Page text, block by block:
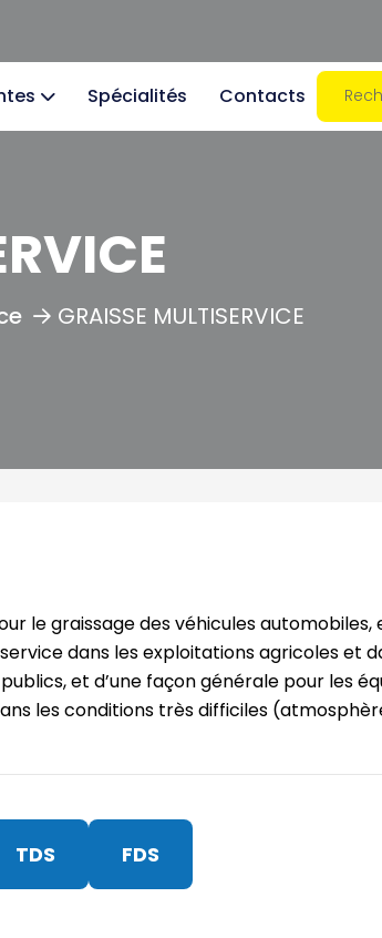
Spécialités Contacts
GRAISSE MULTISERVICE
le graissage des véhicules
dans les exploitations agricoles et
et d’une façon générale pour les
les conditions très difficiles
TDS FDS